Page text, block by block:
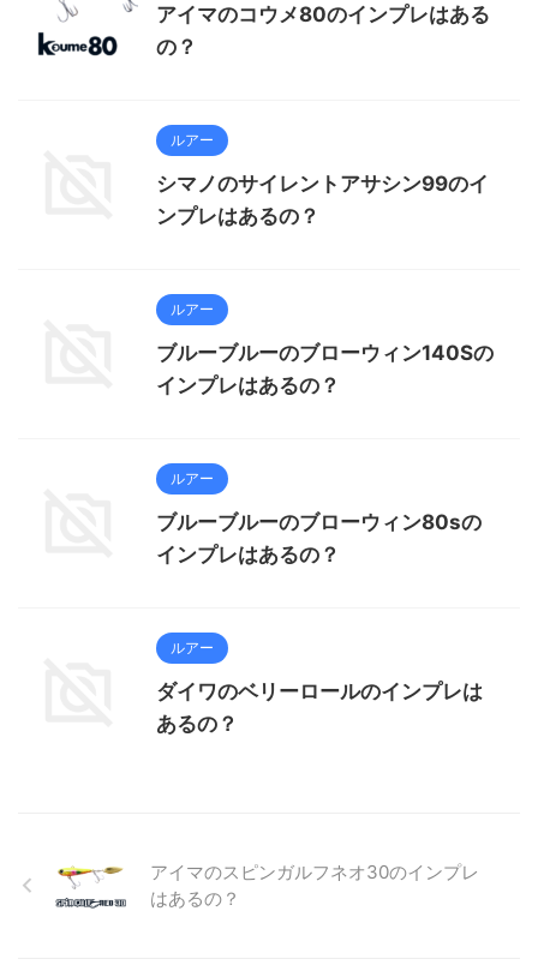
アイマのコウメ80のインプレはある
の？
ルアー
シマノのサイレントアサシン99のイ
ンプレはあるの？
ルアー
ブルーブルーのブローウィン140Sの
インプレはあるの？
ルアー
ブルーブルーのブローウィン80sの
インプレはあるの？
ルアー
ダイワのベリーロールのインプレは
あるの？
アイマのスピンガルフネオ30のインプレ
はあるの？